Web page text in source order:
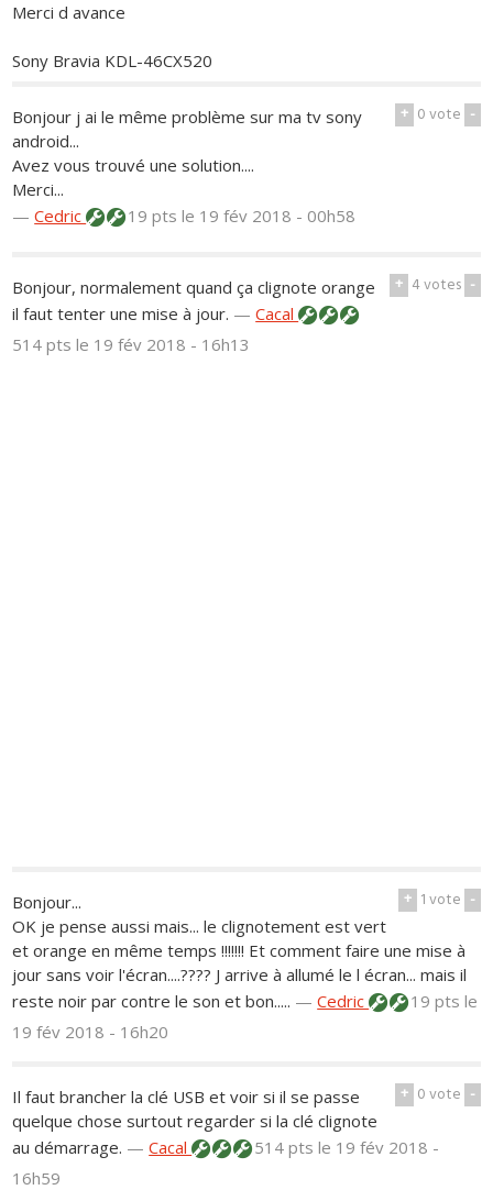
Merci d avance
Sony Bravia KDL-46CX520
+ 0vote -
Bonjour j ai le même problème sur ma tv sony
android...
Avez vous trouvé une solution....
Merci...
—Cedric 19 ptsle 19 fév 2018 - 00h58
+ 4votes -
Bonjour, normalement quand ça clignote orange
il faut tenter une mise à jour. —Cacal
514 ptsle 19 fév 2018 - 16h13
+ 1vote -
Bonjour...
OK je pense aussi mais... le clignotement est vert
et orange en même temps !!!!!!! Et comment faire une mise à
jour sans voir l'écran....???? J arrive à allumé le l écran... mais il
reste noir par contre le son et bon..... —Cedric 19 ptsle
19 fév 2018 - 16h20
+ 0vote -
Il faut brancher la clé USB et voir si il se passe
quelque chose surtout regarder si la clé clignote
au démarrage. —Cacal 514 ptsle 19 fév 2018 -
16h59